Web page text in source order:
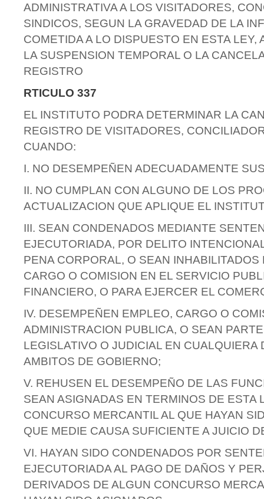
ADMINISTRATIVA A LOS VISITADORES,
SINDICOS, SEGUN LA GRAVEDAD DE LA
COMETIDA A LO DISPUESTO EN ESTA LEY,
LA SUSPENSION TEMPORAL O LA
REGISTRO
RTICULO 337
EL INSTITUTO PODRA DETERMINAR LA
REGISTRO DE VISITADORES,
CUANDO:
I. NO DESEMPEÑEN ADECUADAMENTE
II. NO CUMPLAN CON ALGUNO DE LOS
ACTUALIZACION QUE APLIQUE EL
III. SEAN CONDENADOS MEDIANTE
EJECUTORIADA, POR DELITO
PENA CORPORAL, O SEAN INHABILITADOS
CARGO O COMISION EN EL SERVICIO
FINANCIERO, O PARA EJERCER EL
IV. DESEMPEÑEN EMPLEO, CARGO O
ADMINISTRACION PUBLICA, O SEAN
LEGISLATIVO O JUDICIAL EN CUALQUIERA
AMBITOS DE GOBIERNO;
V. REHUSEN EL DESEMPEÑO DE LAS
SEAN ASIGNADAS EN TERMINOS DE ESTA
CONCURSO MERCANTIL AL QUE HAYAN
QUE MEDIE CAUSA SUFICIENTE A JUICIO
VI. HAYAN SIDO CONDENADOS POR
EJECUTORIADA AL PAGO DE DAÑOS Y
DERIVADOS DE ALGUN CONCURSO